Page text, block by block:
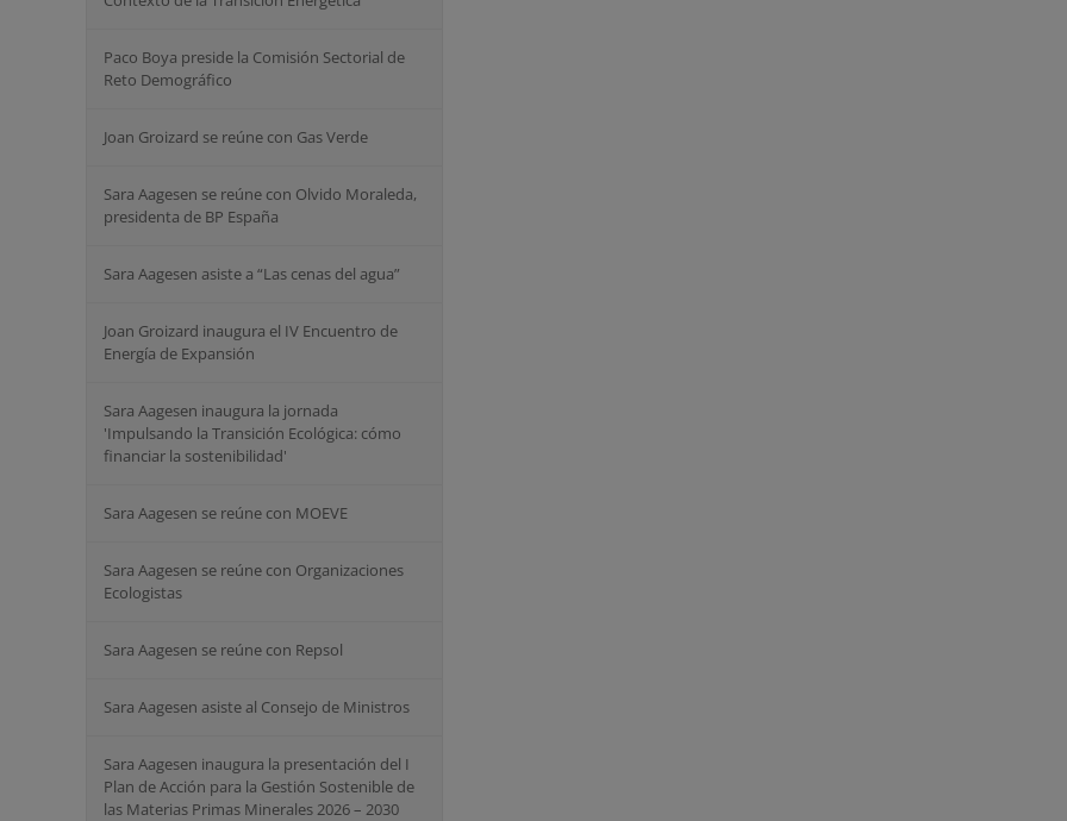
Paco Boya preside la Comisión Sectorial de
Reto Demográfico
Joan Groizard se reúne con Gas Verde
Sara Aagesen se reúne con Olvido Moraleda,
presidenta de BP España
Sara Aagesen asiste a “Las cenas del agua”
Joan Groizard inaugura el IV Encuentro de
Energía de Expansión
Sara Aagesen inaugura la jornada
'Impulsando la Transición Ecológica: cómo
financiar la sostenibilidad'
Sara Aagesen se reúne con MOEVE
Sara Aagesen se reúne con Organizaciones
Ecologistas
Sara Aagesen se reúne con Repsol
Sara Aagesen asiste al Consejo de Ministros
Sara Aagesen inaugura la presentación del I
Plan de Acción para la Gestión Sostenible de
las Materias Primas Minerales 2026 – 2030